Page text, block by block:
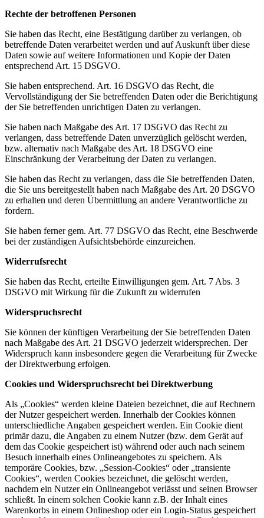
Rechte der betroffenen Personen
Sie haben das Recht, eine Bestätigung darüber zu verlangen, ob
betreffende Daten verarbeitet werden und auf Auskunft über diese
Daten sowie auf weitere Informationen und Kopie der Daten
entsprechend Art. 15 DSGVO.
Sie haben entsprechend. Art. 16 DSGVO das Recht, die
Vervollständigung der Sie betreffenden Daten oder die Berichtigung
der Sie betreffenden unrichtigen Daten zu verlangen.
Sie haben nach Maßgabe des Art. 17 DSGVO das Recht zu
verlangen, dass betreffende Daten unverzüglich gelöscht werden,
bzw. alternativ nach Maßgabe des Art. 18 DSGVO eine
Einschränkung der Verarbeitung der Daten zu verlangen.
Sie haben das Recht zu verlangen, dass die Sie betreffenden Daten,
die Sie uns bereitgestellt haben nach Maßgabe des Art. 20 DSGVO
zu erhalten und deren Übermittlung an andere Verantwortliche zu
fordern.
Sie haben ferner gem. Art. 77 DSGVO das Recht, eine Beschwerde
bei der zuständigen Aufsichtsbehörde einzureichen.
Widerrufsrecht
Sie haben das Recht, erteilte Einwilligungen gem. Art. 7 Abs. 3
DSGVO mit Wirkung für die Zukunft zu widerrufen
Widerspruchsrecht
Sie können der künftigen Verarbeitung der Sie betreffenden Daten
nach Maßgabe des Art. 21 DSGVO jederzeit widersprechen. Der
Widerspruch kann insbesondere gegen die Verarbeitung für Zwecke
der Direktwerbung erfolgen.
Cookies und Widerspruchsrecht bei Direktwerbung
Als „Cookies“ werden kleine Dateien bezeichnet, die auf Rechnern
der Nutzer gespeichert werden. Innerhalb der Cookies können
unterschiedliche Angaben gespeichert werden. Ein Cookie dient
primär dazu, die Angaben zu einem Nutzer (bzw. dem Gerät auf
dem das Cookie gespeichert ist) während oder auch nach seinem
Besuch innerhalb eines Onlineangebotes zu speichern. Als
temporäre Cookies, bzw. „Session-Cookies“ oder „transiente
Cookies“, werden Cookies bezeichnet, die gelöscht werden,
nachdem ein Nutzer ein Onlineangebot verlässt und seinen Browser
schließt. In einem solchen Cookie kann z.B. der Inhalt eines
Warenkorbs in einem Onlineshop oder ein Login-Status gespeichert